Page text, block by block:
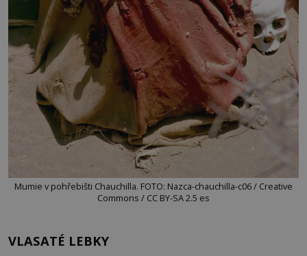
Mumie v pohřebišti Chauchilla. FOTO: Nazca-chauchilla-c06 / Creative
Commons / CC BY-SA 2.5 es
VLASATÉ LEBKY